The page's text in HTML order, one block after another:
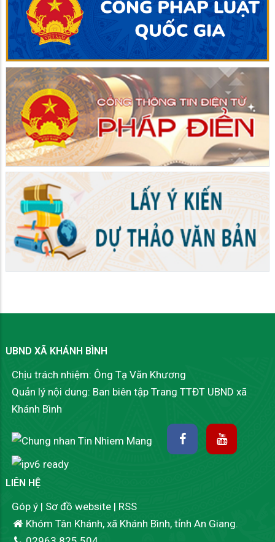
UBND XÃ KHÁNH BÌNH
Chịu trách nhiệm: Ông Tạ Văn Khương
Quản lý nội dung: Ban biên tập Trang TTĐT UBND xã
Khánh Bình
LIÊN HỆ
Góp ý | Sơ đồ website | RSS
Khóm Tân Khánh, xã Khánh Bình, tỉnh An Giang.